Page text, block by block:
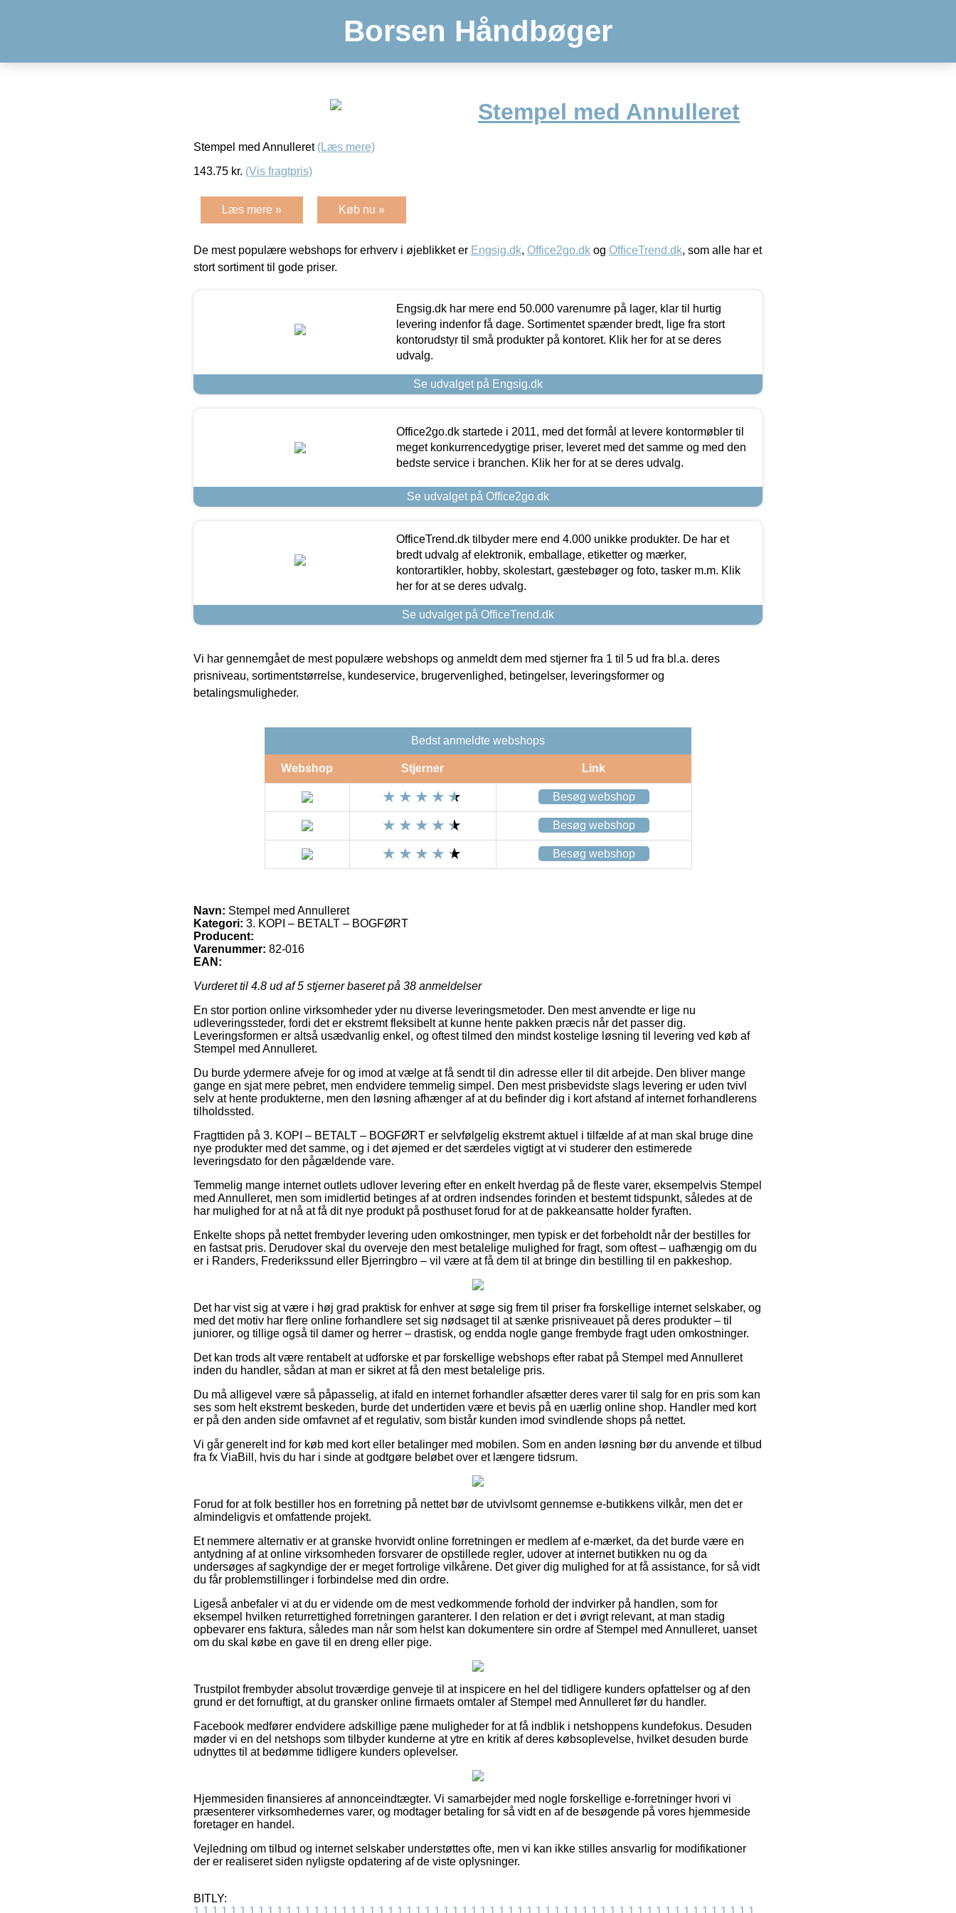
Borsen Håndbøger
Stempel med Annulleret
Stempel med Annulleret (Læs mere)
143.75 kr. (Vis fragtpris)
Læs mere » Køb nu »
De mest populære webshops for erhverv i øjeblikket er Engsig.dk, Office2go.dk og OfficeTrend.dk, som alle har et
stort sortiment til gode priser.
Engsig.dk har mere end 50.000 varenumre på lager, klar til hurtig
levering indenfor få dage. Sortimentet spænder bredt, lige fra stort
kontorudstyr til små produkter på kontoret. Klik her for at se deres
udvalg.
Se udvalget på Engsig.dk
Office2go.dk startede i 2011, med det formål at levere kontormøbler til
meget konkurrencedygtige priser, leveret med det samme og med den
bedste service i branchen. Klik her for at se deres udvalg.
Se udvalget på Office2go.dk
OfficeTrend.dk tilbyder mere end 4.000 unikke produkter. De har et
bredt udvalg af elektronik, emballage, etiketter og mærker,
kontorartikler, hobby, skolestart, gæstebøger og foto, tasker m.m. Klik
her for at se deres udvalg.
Se udvalget på OfficeTrend.dk
Vi har gennemgået de mest populære webshops og anmeldt dem med stjerner fra 1 til 5 ud fra bl.a. deres
prisniveau, sortimentstørrelse, kundeservice, brugervenlighed, betingelser, leveringsformer og
betalingsmuligheder.
Bedst anmeldte webshops
Webshop Stjerner Link
Besøg webshop
Besøg webshop
Besøg webshop
Navn: Stempel med Annulleret
Kategori: 3. KOPI – BETALT – BOGFØRT
Producent:
Varenummer: 82-016
EAN:
Vurderet til 4.8 ud af 5 stjerner baseret på 38 anmeldelser
En stor portion online virksomheder yder nu diverse leveringsmetoder. Den mest anvendte er lige nu
udleveringssteder, fordi det er ekstremt fleksibelt at kunne hente pakken præcis når det passer dig.
Leveringsformen er altså usædvanlig enkel, og oftest tilmed den mindst kostelige løsning til levering ved køb af
Stempel med Annulleret.
Du burde ydermere afveje for og imod at vælge at få sendt til din adresse eller til dit arbejde. Den bliver mange
gange en sjat mere pebret, men endvidere temmelig simpel. Den mest prisbevidste slags levering er uden tvivl
selv at hente produkterne, men den løsning afhænger af at du befinder dig i kort afstand af internet forhandlerens
tilholdssted.
Fragttiden på 3. KOPI – BETALT – BOGFØRT er selvfølgelig ekstremt aktuel i tilfælde af at man skal bruge dine
nye produkter med det samme, og i det øjemed er det særdeles vigtigt at vi studerer den estimerede
leveringsdato for den pågældende vare.
Temmelig mange internet outlets udlover levering efter en enkelt hverdag på de fleste varer, eksempelvis Stempel
med Annulleret, men som imidlertid betinges af at ordren indsendes forinden et bestemt tidspunkt, således at de
har mulighed for at nå at få dit nye produkt på posthuset forud for at de pakkeansatte holder fyraften.
Enkelte shops på nettet frembyder levering uden omkostninger, men typisk er det forbeholdt når der bestilles for
en fastsat pris. Derudover skal du overveje den mest betalelige mulighed for fragt, som oftest – uafhængig om du
er i Randers, Frederikssund eller Bjerringbro – vil være at få dem til at bringe din bestilling til en pakkeshop.
Det har vist sig at være i høj grad praktisk for enhver at søge sig frem til priser fra forskellige internet selskaber, og
med det motiv har flere online forhandlere set sig nødsaget til at sænke prisniveauet på deres produkter – til
juniorer, og tillige også til damer og herrer – drastisk, og endda nogle gange frembyde fragt uden omkostninger.
Det kan trods alt være rentabelt at udforske et par forskellige webshops efter rabat på Stempel med Annulleret
inden du handler, sådan at man er sikret at få den mest betalelige pris.
Du må alligevel være så påpasselig, at ifald en internet forhandler afsætter deres varer til salg for en pris som kan
ses som helt ekstremt beskeden, burde det undertiden være et bevis på en uærlig online shop. Handler med kort
er på den anden side omfavnet af et regulativ, som bistår kunden imod svindlende shops på nettet.
Vi går generelt ind for køb med kort eller betalinger med mobilen. Som en anden løsning bør du anvende et tilbud
fra fx ViaBill, hvis du har i sinde at godtgøre beløbet over et længere tidsrum.
Forud for at folk bestiller hos en forretning på nettet bør de utvivlsomt gennemse e-butikkens vilkår, men det er
almindeligvis et omfattende projekt.
Et nemmere alternativ er at granske hvorvidt online forretningen er medlem af e-mærket, da det burde være en
antydning af at online virksomheden forsvarer de opstillede regler, udover at internet butikken nu og da
undersøges af sagkyndige der er meget fortrolige vilkårene. Det giver dig mulighed for at få assistance, for så vidt
du får problemstillinger i forbindelse med din ordre.
Ligeså anbefaler vi at du er vidende om de mest vedkommende forhold der indvirker på handlen, som for
eksempel hvilken returrettighed forretningen garanterer. I den relation er det i øvrigt relevant, at man stadig
opbevarer ens faktura, således man når som helst kan dokumentere sin ordre af Stempel med Annulleret, uanset
om du skal købe en gave til en dreng eller pige.
Trustpilot frembyder absolut troværdige genveje til at inspicere en hel del tidligere kunders opfattelser og af den
grund er det fornuftigt, at du gransker online firmaets omtaler af Stempel med Annulleret før du handler.
Facebook medfører endvidere adskillige pæne muligheder for at få indblik i netshoppens kundefokus. Desuden
møder vi en del netshops som tilbyder kunderne at ytre en kritik af deres købsoplevelse, hvilket desuden burde
udnyttes til at bedømme tidligere kunders oplevelser.
Hjemmesiden finansieres af annonceindtægter. Vi samarbejder med nogle forskellige e-forretninger hvori vi
præsenterer virksomhedernes varer, og modtager betaling for så vidt en af de besøgende på vores hjemmeside
foretager en handel.
Vejledning om tilbud og internet selskaber understøttes ofte, men vi kan ikke stilles ansvarlig for modifikationer
der er realiseret siden nyligste opdatering af de viste oplysninger.
BITLY: